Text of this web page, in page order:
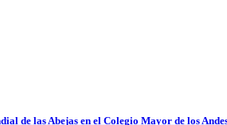
de las Abejas en el Colegio Mayor de los